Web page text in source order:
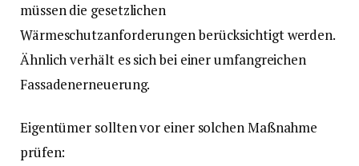
müssen die gesetzlichen
Wärmeschutzanforderungen berücksichtigt werden.
Ähnlich verhält es sich bei einer umfangreichen
Fassadenerneuerung.
Eigentümer sollten vor einer solchen Maßnahme
prüfen: